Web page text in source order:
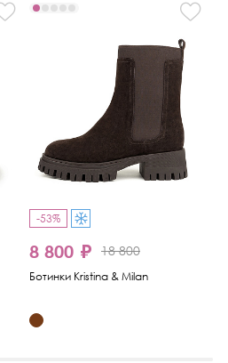
-53%
8 800 ₽ 18 800
Ботинки Kristina & Milan